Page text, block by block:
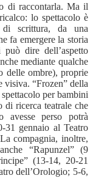
di raccontarla. Ma il
lo spettacolo è
scrittura, da una
fa emergere la storia
dire dell’aspetto
mediante qualche
delle ombre), proprie
visiva. “Frozen” della
per bambini
di ricerca teatrale che
perso potrà
31 gennaio al Teatro
compagnia, inoltre,
“Rapunzel” (9
(13-14, 20-21
dell’Orologio; 5-6,